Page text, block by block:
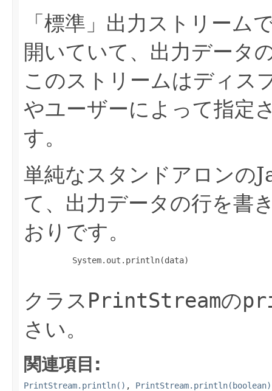
「標準」出力ストリーム
開いていて、出力データ
このストリームはディス
やユーザーによって指定
す。
単純なスタンドアロンの
て、出力データの行を書
おりです。
     System.out.println(data)
クラス PrintStreamの
さい。
関連項目:
PrintStream.println() , PrintStream.println(boolean)